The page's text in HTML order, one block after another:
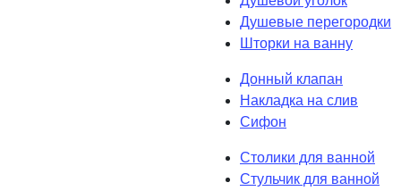
Душевые перегородки
Шторки на ванну
Донный клапан
Накладка на слив
Сифон
Столики для ванной
Стульчик для ванной